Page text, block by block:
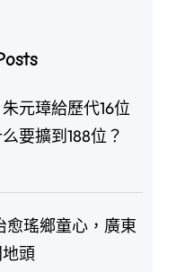
元璋給歷代16位
要擴到188位？
愈瑤鄉童心，廣東
頭